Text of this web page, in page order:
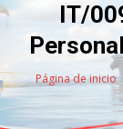
IT/
Página de inicio